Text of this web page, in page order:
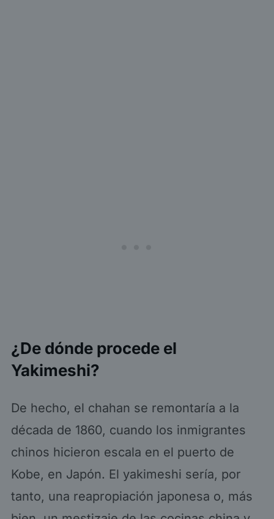
¿De dónde procede el
Yakimeshi?
De hecho, el chahan se remontaría a la
década de 1860, cuando los inmigrantes
chinos hicieron escala en el puerto de
Kobe, en Japón. El yakimeshi sería, por
tanto, una reapropiación japonesa o, más